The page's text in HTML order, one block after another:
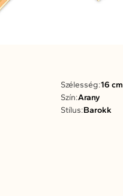
Szélesség:16 cm
Szín:Arany
Stílus:Barokk